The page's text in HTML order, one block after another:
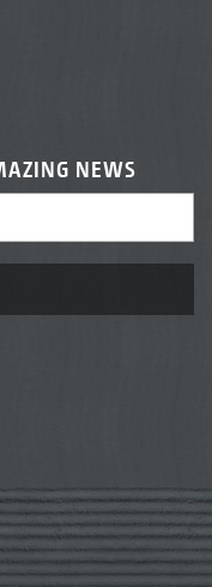
NEWS